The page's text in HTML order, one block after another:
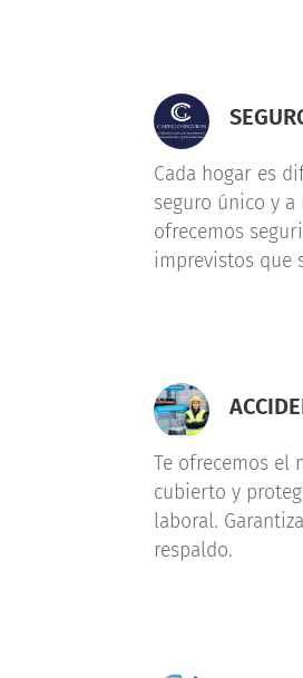
Cada hogar es
seguro único y
ofrecemos
imprevistos que
Te ofrecemos el
cubierto y
laboral.
respaldo.